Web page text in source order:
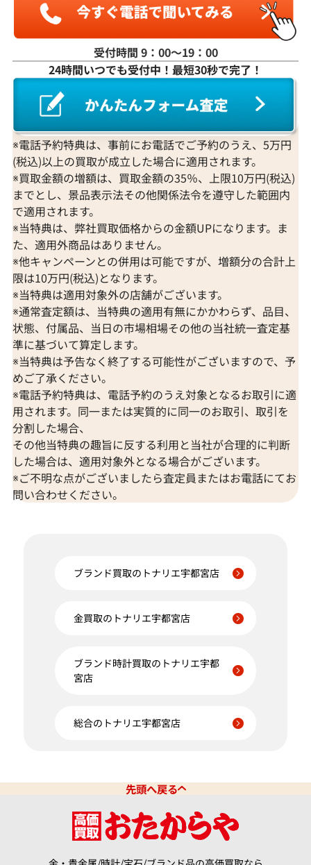
受付時間 9：00〜19：00
24時間いつでも受付中！最短30秒で完了！
※電話予約特典は、事前にお電話でご予約のうえ、5万円
(税込)以上の買取が成立した場合に適用されます。
※買取金額の増額は、買取金額の35％、上限10万円(税込)
までとし、景品表示法その他関係法令を遵守した範囲内
で適用されます。
※当特典は、弊社買取価格からの金額UPになります。ま
た、適用外商品はありません。
※他キャンペーンとの併用は可能ですが、増額分の合計上
限は10万円(税込)となります。
※当特典は適用対象外の店舗がございます。
※通常査定額は、当特典の適用有無にかかわらず、品目、
状態、付属品、当日の市場相場その他の当社統一査定基
準に基づいて算定します。
※当特典は予告なく終了する可能性がございますので、予
めご了承ください。
※電話予約特典は、電話予約のうえ対象となるお取引に適
用されます。同一または実質的に同一のお取引、取引を
分割した場合、
その他当特典の趣旨に反する利用と当社が合理的に判断
した場合は、適用対象外となる場合がございます。
※ご不明な点がございましたら査定員またはお電話にてお
問い合わせください。
ブランド買取のトナリエ宇都宮店
金買取のトナリエ宇都宮店
ブランド時計買取のトナリエ宇都
宮店
総合のトナリエ宇都宮店
先頭へ戻る